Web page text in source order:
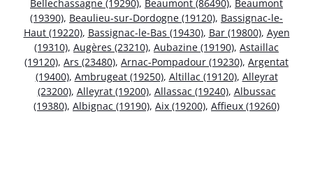
Bellechassagne (19290), Beaumont (86490), Beaumont
(19390), Beaulieu-sur-Dordogne (19120), Bassignac-le-
Haut (19220), Bassignac-le-Bas (19430), Bar (19800), Ayen
(19310), Augères (23210), Aubazine (19190), Astaillac
(19120), Ars (23480), Arnac-Pompadour (19230), Argentat
(19400), Ambrugeat (19250), Altillac (19120), Alleyrat
(23200), Alleyrat (19200), Allassac (19240), Albussac
(19380), Albignac (19190), Aix (19200), Affieux (19260)